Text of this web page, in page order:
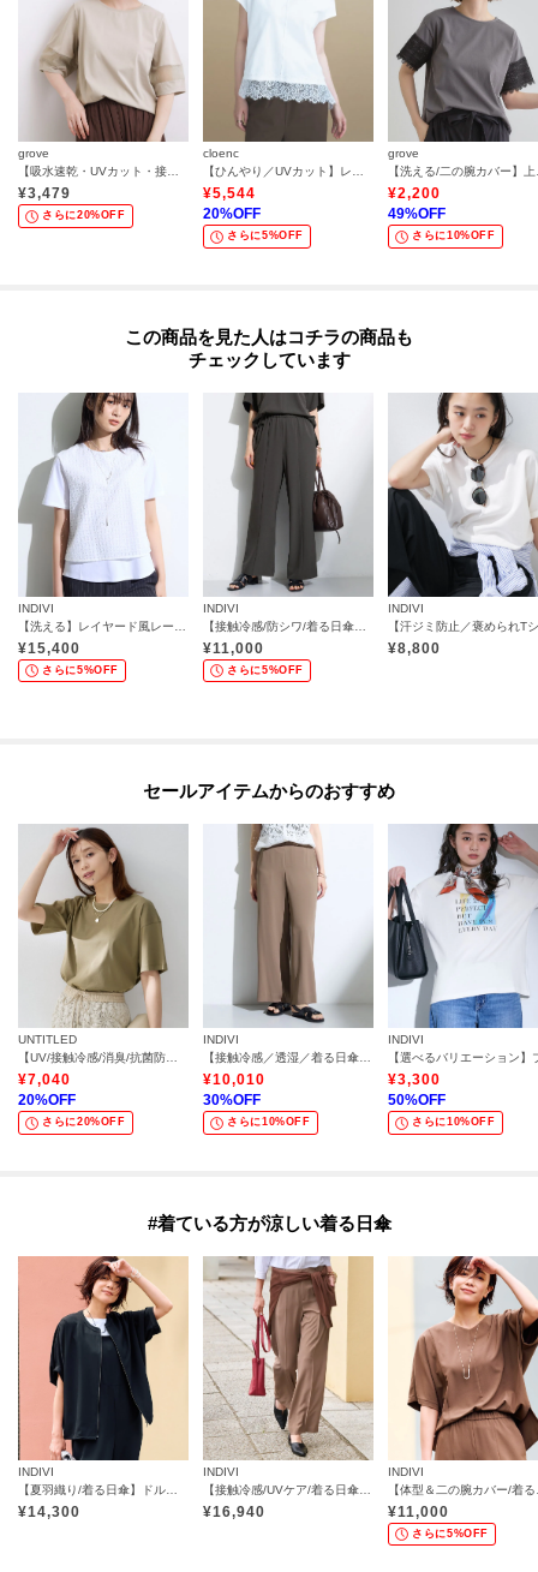
grove
【吸水速乾・UVカット・接触冷感】シアードッキングランタンスリーブTシャツ
¥3,479
さらに20%OFF
cloenc
【ひんやり／UVカット】レース フレンチスリーブプルオーバー
¥5,544
20%OFF
さらに5%OFF
grove
【洗え
¥2,200
49%OFF
さらに10%OFF
この商品を見た人はコチラの商品も
チェックしています
INDIVI
¥15,400
さらに5%OFF
INDIVI
¥11,000
さらに5%OFF
INDIVI
¥8,800
セールアイテムからのおすすめ
UNTITLED
【UV/接触冷感/消臭/抗菌防臭】ベーシックTシャツ
¥7,040
20%OFF
さらに20%OFF
INDIVI
【接触冷感／透湿／着る日傘】イージーワイドパンツ
¥10,010
30%OFF
さらに10%OFF
INDIVI
¥3,300
50%OFF
さらに10%OFF
#着ている方が涼しい着る日傘
INDIVI
¥14,300
INDIVI
¥16,940
INDIVI
¥11,000
さらに5%OFF